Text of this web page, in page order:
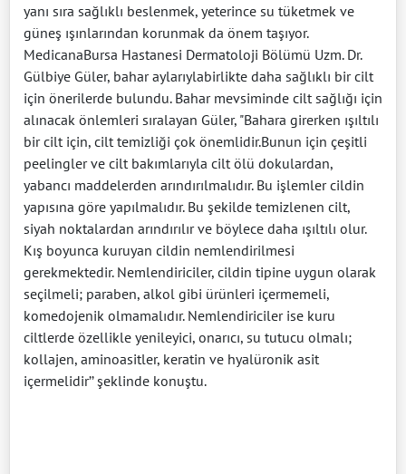
yanı sıra sağlıklı beslenmek, yeterince su tüketmek ve
güneş ışınlarından korunmak da önem taşıyor.
MedicanaBursa Hastanesi Dermatoloji Bölümü Uzm. Dr.
Gülbiye Güler, bahar aylarıylabirlikte daha sağlıklı bir cilt
için önerilerde bulundu. Bahar mevsiminde cilt sağlığı için
alınacak önlemleri sıralayan Güler, "Bahara girerken ışıltılı
bir cilt için, cilt temizliği çok önemlidir.Bunun için çeşitli
peelingler ve cilt bakımlarıyla cilt ölü dokulardan,
yabancı maddelerden arındırılmalıdır. Bu işlemler cildin
yapısına göre yapılmalıdır. Bu şekilde temizlenen cilt,
siyah noktalardan arındırılır ve böylece daha ışıltılı olur.
Kış boyunca kuruyan cildin nemlendirilmesi
gerekmektedir. Nemlendiriciler, cildin tipine uygun olarak
seçilmeli; paraben, alkol gibi ürünleri içermemeli,
komedojenik olmamalıdır. Nemlendiriciler ise kuru
ciltlerde özellikle yenileyici, onarıcı, su tutucu olmalı;
kollajen, aminoasitler, keratin ve hyalüronik asit
içermelidir’’ şeklinde konuştu.